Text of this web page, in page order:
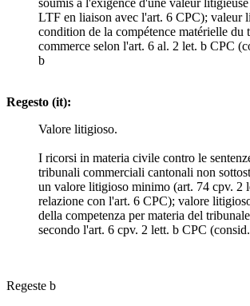
LTF en liaison avec l'art. 6 CPC); valeur
condition de la compétence matérielle du
commerce selon l'art. 6 al. 2 let. b CPC
b
Regesto (it):
Valore litigioso.
I ricorsi in materia civile contro le
tribunali commerciali cantonali non
un valore litigioso minimo (art. 74 cpv. 2
relazione con l'art. 6 CPC); valore
della competenza per materia del
secondo l'art. 6 cpv. 2 lett. b CPC
Regeste b